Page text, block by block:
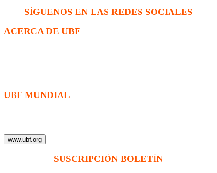
SÍGUENOS EN LAS REDES SOCIALES
ACERCA DE UBF
UBF MUNDIAL
www.ubf.org
SUSCRIPCIÓN BOLETÍN